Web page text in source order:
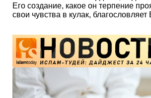
Его создание, какое он терпение
свои чувства в кулак,